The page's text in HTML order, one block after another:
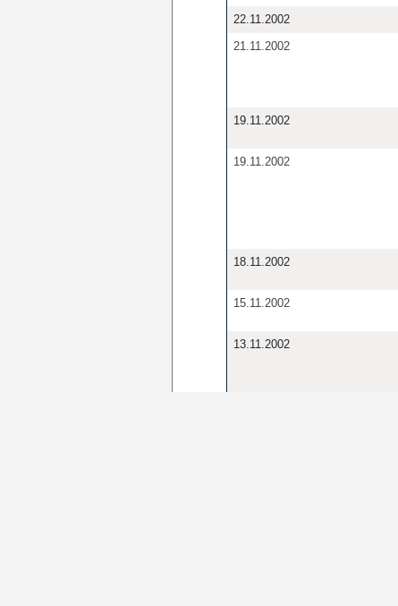
22.11.2002
21.11.2002
19.11.2002
19.11.2002
18.11.2002
15.11.2002
13.11.2002